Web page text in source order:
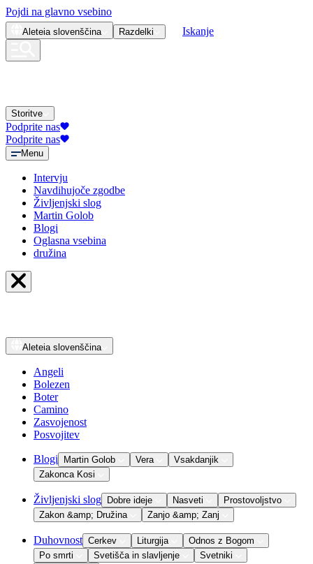
Pojdi na glavno vsebino
Aleteia slovenščina Razdelki Iskanje
Storitve
Podprite nas
Podprite nas
Menu
Intervju
Navdihujoče zgodbe
Življenjski slog
Martin Golob
Blogi
Oglasna vsebina
družina
Aleteia slovenščina
Angeli
Bolezen
Boter
Camino
Zasvojenost
Posvojitev
Blogi Martin Golob Vera
Vsakdanjik
Zakonca Kosi
Življenjski slog Dobre ideje Nasveti
Prostovoljstvo
Zakon &amp; Družina
Zanjo &amp; Zanj
Duhovnost Cerkev Liturgija
Odnos z Bogom
Po smrti
Svetišča in slavljenje
Svetniki